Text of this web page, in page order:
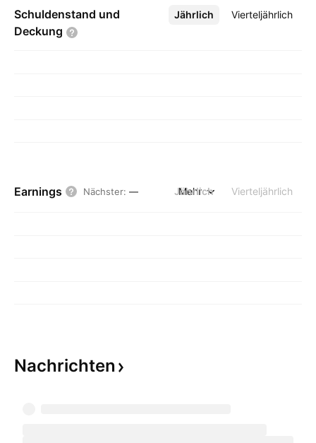
Schuldenstand und
Deckung
Jährlich Vierteljährlich
Mehr
Earnings Nächster: — Jährlich Vierteljährlich
Mehr
Nachrichten